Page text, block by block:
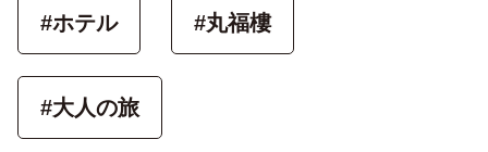
#ホテル #丸福樓
#大人の旅